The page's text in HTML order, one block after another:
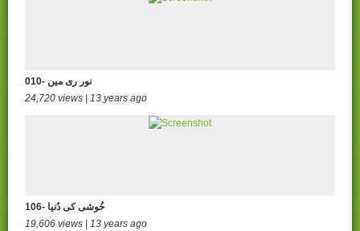
010- نور ری میں
24,720 views | 13 years ago
106- خُوشی کی دُنیا
19,606 views | 13 years ago